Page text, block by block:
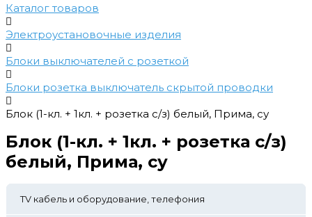
Каталог товаров
Электроустановочные изделия
Блоки выключателей с розеткой
Блоки розетка выключатель скрытой проводки
Блок (1-кл. + 1кл. + розетка с/з) белый, Прима, су
Блок (1-кл. + 1кл. + розетка с/з)
белый, Прима, су
TV кабель и оборудование, телефония